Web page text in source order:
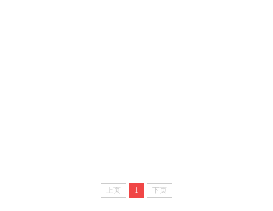
上页 1 下页